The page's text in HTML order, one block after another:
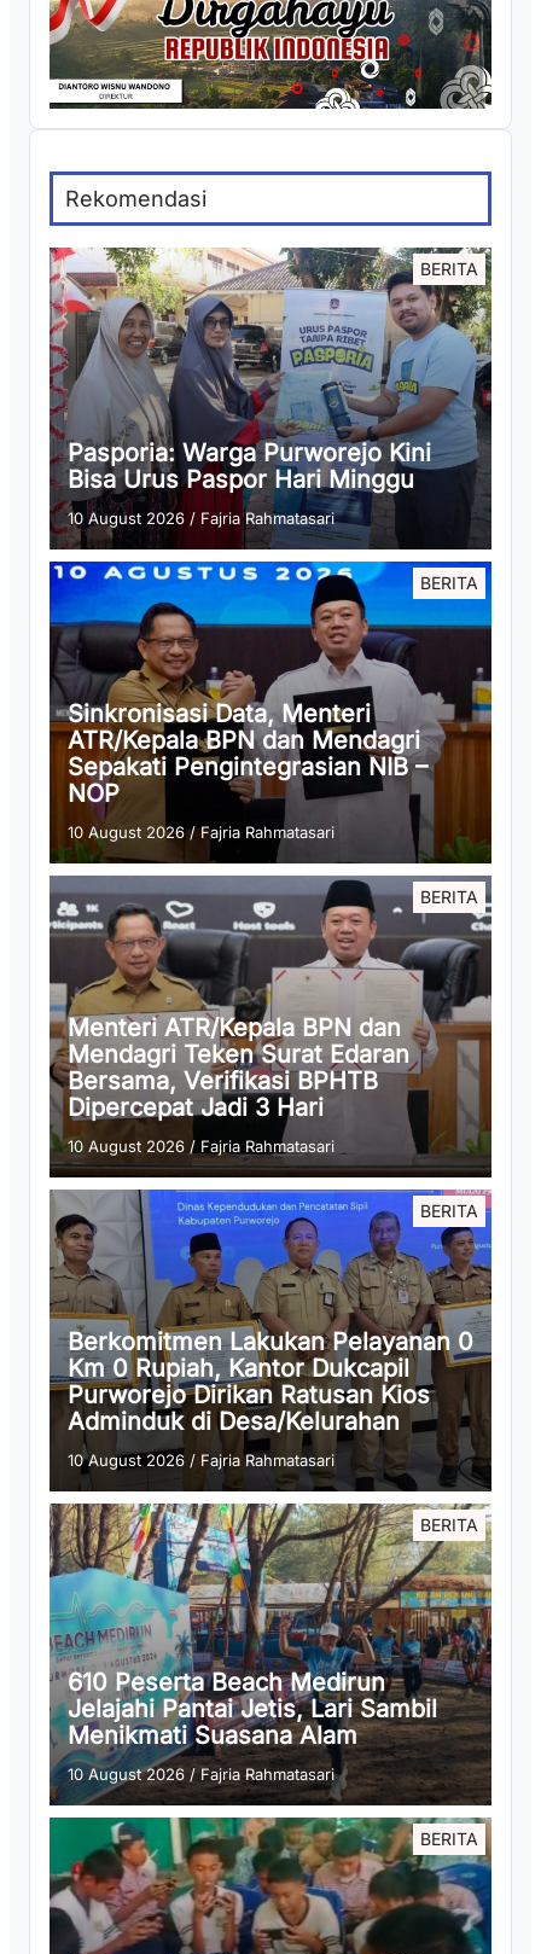
Rekomendasi
BERITA
Pasporia: Warga Purworejo Kini
Bisa Urus Paspor Hari Minggu
10 August 2026 / Fajria Rahmatasari
BERITA
Sinkronisasi Data, Menteri
ATR/Kepala BPN dan Mendagri
Sepakati Pengintegrasian NIB –
NOP
10 August 2026/Fajria Rahmatasari
BERITA
Menteri ATR/Kepala BPN dan
Mendagri Teken Surat Edaran
Bersama, Verifikasi BPHTB
Dipercepat Jadi 3 Hari
10 August 2026 / Fajria Rahmatasari
BERITA
Berkomitmen Lakukan Pelayanan 0
Km 0 Rupiah, Kantor Dukcapil
Purworejo Dirikan Ratusan Kios
Adminduk di Desa/Kelurahan
10 August 2026 / Fajria Rahmatasari
BERITA
610 Peserta Beach Medirun
Jelajahi Pantai Jetis, Lari Sambil
Menikmati Suasana Alam
10 August 2026 /Fajria Rahmatasari
BERITA